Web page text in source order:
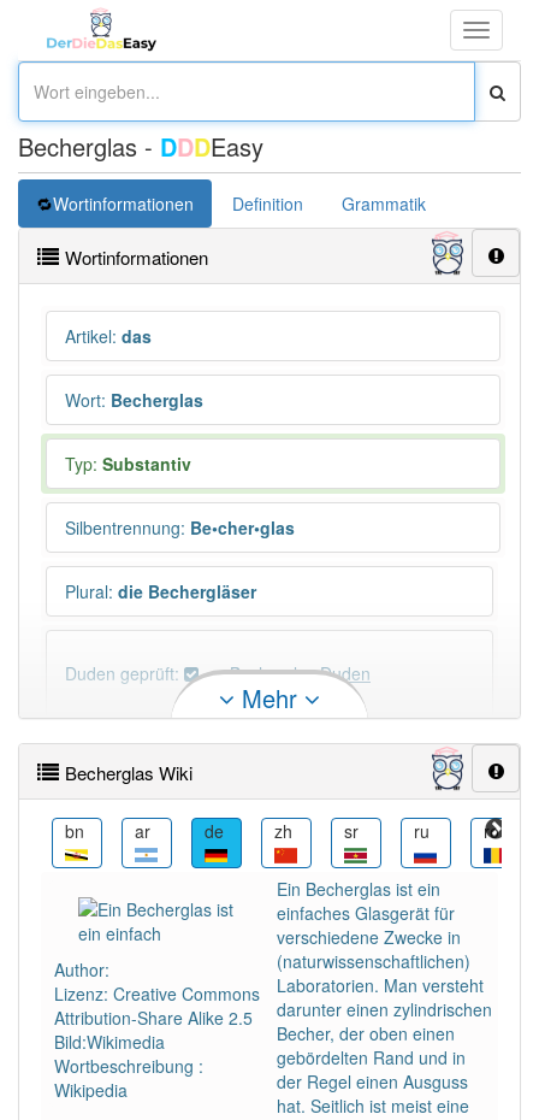
Toggle
Becherglas - DDDEasy
Wortinformationen Definition Grammatik
Wortinformationen
Artikel: das
Wort: Becherglas
Typ: Substantiv
Silbentrennung: Be•cher•glas
Plural: die Bechergläser
Duden geprüft: Becherglas Duden
PowerIndex:13
Häufigkeit: 2 von 10
Wörter mit Endung -becherglas: 1
Wörter mit Endung-becherglasaber mit einem
anderen Artikel das: 0
Das Wort wird häufig verwendet im Bereich
Chemie
Mehr
Becherglas Wiki
bn ar de zh sr ru ro
Author:
Lizenz: Creative Commons
Attribution-Share Alike 2.5
Bild:Wikimedia
Wortbeschreibung :
Wikipedia
Ein Becherglas ist ein
einfaches Glasgerät für
verschiedene Zwecke in
(naturwissenschaftlichen)
Laboratorien. Man versteht
darunter einen zylindrischen
Becher, der oben einen
gebördelten Rand und in
der Regel einen Ausguss
hat. Seitlich ist meist eine